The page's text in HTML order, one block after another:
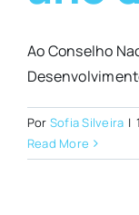
Ao Conselho
Por Sofia Silveira |
Read More